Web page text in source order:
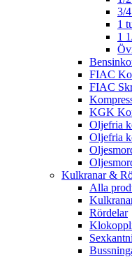
3/
1
1
FIAC
FIAC
KGK
Oljefria
Oljefria
Kulkranar &
Alla
Rördelar